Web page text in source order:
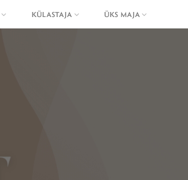
KÜLASTAJA ÜKS MAJA